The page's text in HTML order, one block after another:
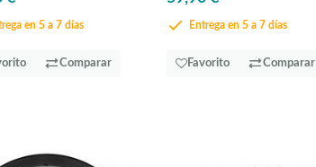
en 5 a 7 días
Comparar
Entrega en 5 a 7 días
Favorito Comparar